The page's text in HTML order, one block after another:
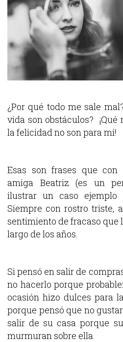
¿Por qué todo me sale
vida son obstáculos?
la felicidad no son para mi!
Esas son frases que
amiga Beatriz (es un
ilustrar un caso ejemplo
Siempre con rostro triste,
sentimiento de fracaso que
largo de los años.
Si pensó en salir de
no hacerlo porque
ocasión hizo dulces para
porque pensó que no
salir de su casa porque
murmuran sobre ella.